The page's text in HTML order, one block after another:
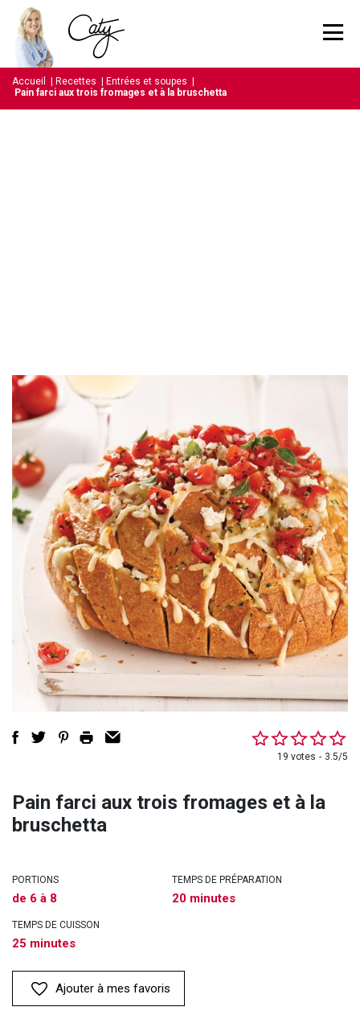
Accueil Recettes Entrées et soupes
Pain farci aux trois fromages et à la bruschetta
19 votes 3.5/5
Pain farci aux trois fromages et à la
bruschetta
PORTIONS
de 6 à 8
TEMPS DE PRÉPARATION
20 minutes
TEMPS DE CUISSON
25 minutes
Ajouter à mes favoris